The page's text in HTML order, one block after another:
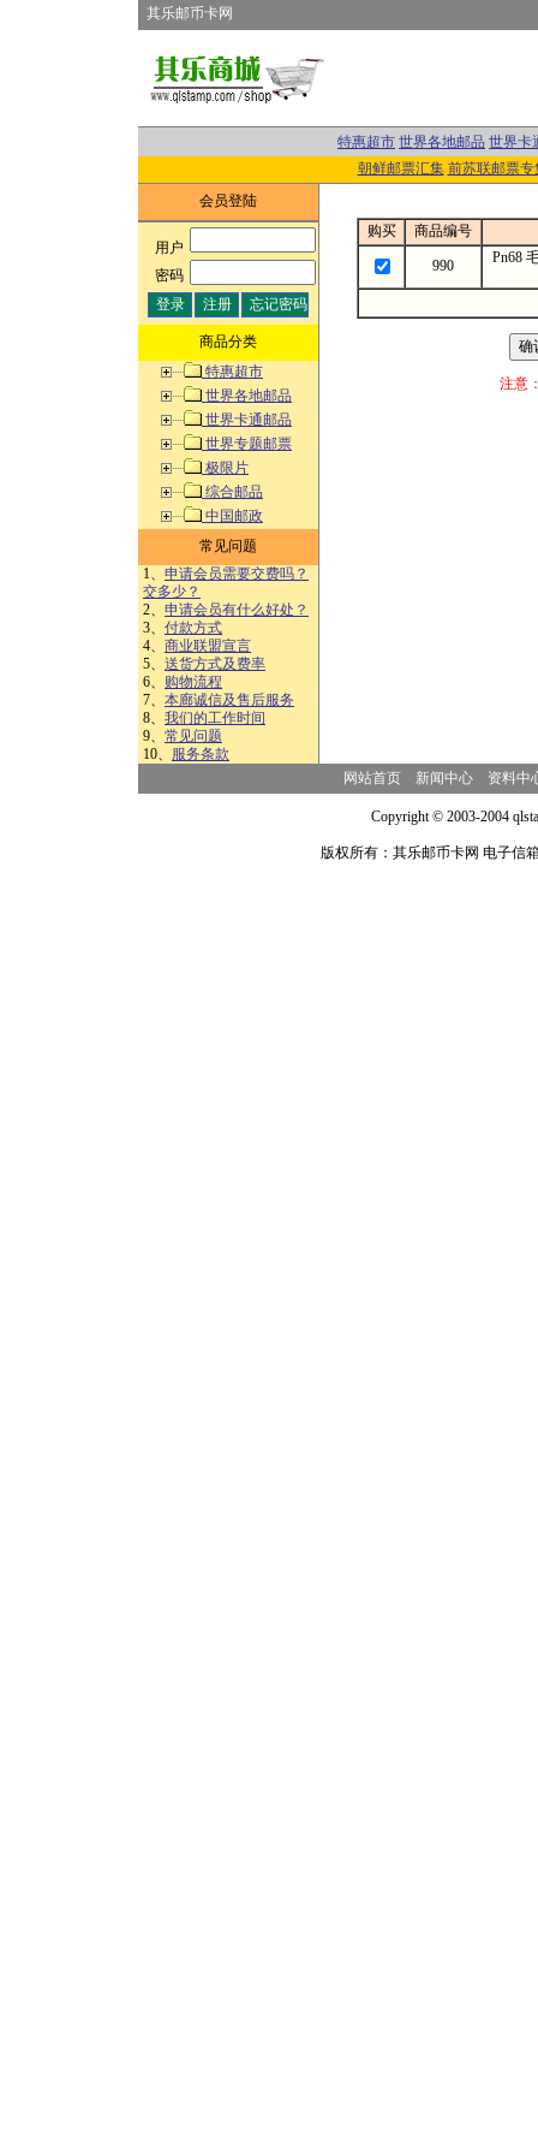
其乐邮币卡网
特惠超市 世界各地邮品 世界卡
朝鲜邮票汇集 前苏联邮票专
会员登陆
用户:
密码:
商品分类
特惠超市
世界各地邮品
世界卡通邮品
世界专题邮票
极限片
综合邮品
中国邮政
常见问题
1、 申请会员需要交费吗？
交多少？
2、 申请会员有什么好处？
3、 付款方式
4、 商业联盟宣言
5、 送货方式及费率
6、 购物流程
7、 本廊诚信及售后服务
8、 我们的工作时间
9、 常见问题
10、 服务条款
购买 商品编号
990 Pn68
注意
网站首页 新闻中心 资料中
Copyright © 2003-2004
版权所有：其乐邮币卡网 电子信